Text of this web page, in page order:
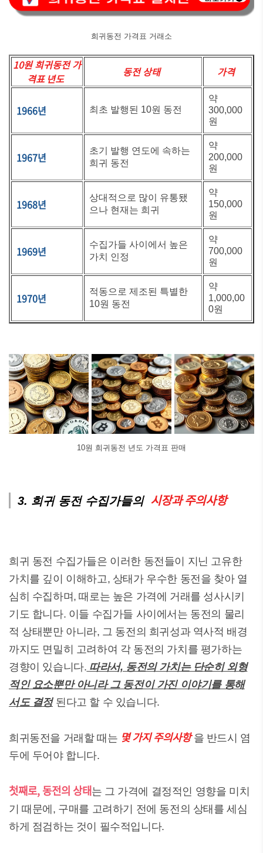
희귀동전 가격표 거래소
10원 희귀동전 가
격표 년도
동전 상태 가격
1966년 최초 발행된 10원 동전
약
300,000
원
1967년
초기 발행 연도에 속하는
희귀 동전
약
200,000
원
1968년
상대적으로 많이 유통됐
으나 현재는 희귀
약
150,000
원
1969년
수집가들 사이에서 높은
가치 인정
약
700,000
원
1970년
적동으로 제조된 특별한
10원 동전
약
1,000,00
0원
10원 희귀동전 년도 가격표 판매
3. 희귀 동전 수집가들의 시장과 주의사항
희귀 동전 수집가들은 이러한 동전들이 지닌 고유한
가치를 깊이 이해하고, 상태가 우수한 동전을 찾아 열
심히 수집하며, 때로는 높은 가격에 거래를 성사시키
기도 합니다. 이들 수집가들 사이에서는 동전의 물리
적 상태뿐만 아니라, 그 동전의 희귀성과 역사적 배경
까지도 면밀히 고려하여 각 동전의 가치를 평가하는
경향이 있습니다. 따라서, 동전의 가치는 단순히 외형
적인 요소뿐만 아니라 그 동전이 가진 이야기를 통해
서도 결정 된다고 할 수 있습니다.
희귀동전을 거래할 때는 몇 가지 주의사항 을 반드시 염
두에 두어야 합니다.
첫째로, 동전의 상태는 그 가격에 결정적인 영향을 미치
기 때문에, 구매를 고려하기 전에 동전의 상태를 세심
하게 점검하는 것이 필수적입니다.